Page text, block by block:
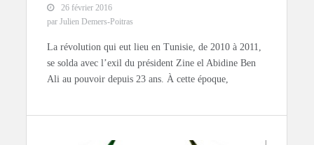
26 février 2016
par Julien Demers-Poitras
La révolution qui eut lieu en Tunisie, de 2010 à 2011,
se solda avec l’exil du président Zine el Abidine Ben
Ali au pouvoir depuis 23 ans. À cette époque,